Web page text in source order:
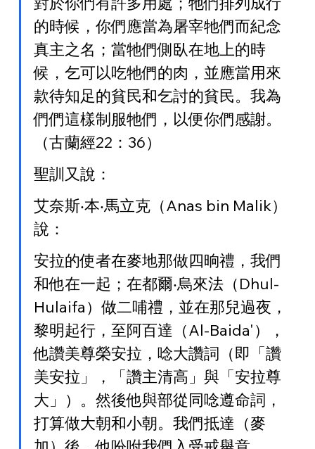
的時候，你們應當為屠宰牠們而紀念
真主之名；當牠們側臥在地上的時
候，乞可以吃牠們的肉，並應當用來
款待知足的貧民和乞討的貧民。我為
們們這樣制服牠們，以便你們感謝。
（古蘭經22：36）
聖訓又說：
艾奈斯‧本‧馬立克（Anas bin Malik）
說：
安拉的使者在麥地那做四晌禮，我們
和他在一起；在都爾‧烏來法（Dhul-
Hulaifa）做二哺禮，並在那兒過夜，
黎明起行，至阿百達（Al-Baida'），
他讚美尊榮安拉，唸大讚詞（即「讚
美安拉」，「讚主清高」與「安拉尊
大」）。然後他與部從同唸遵命詞，
打算做大朝和小朝。我們抵達（麥